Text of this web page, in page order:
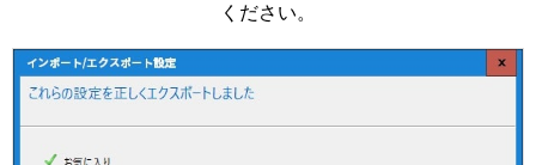
ください。